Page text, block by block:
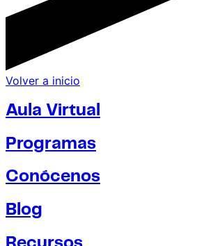
Volver a inicio
Aula Virtual
Programas
Conócenos
Blog